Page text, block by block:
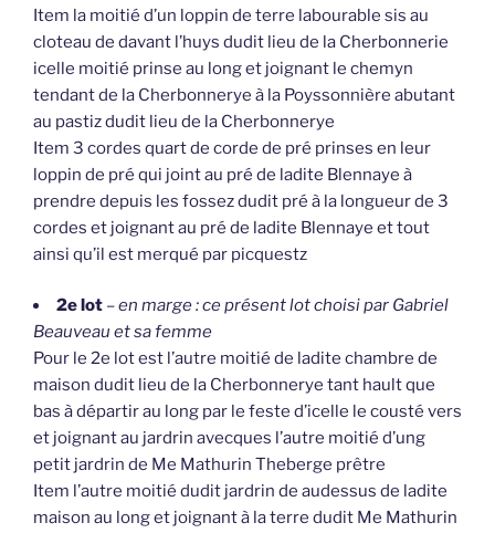
Item la moitié d’un loppin de terre labourable sis au
cloteau de davant l’huys dudit lieu de la Cherbonnerie
icelle moitié prinse au long et joignant le chemyn
tendant de la Cherbonnerye à la Poyssonnière abutant
au pastiz dudit lieu de la Cherbonnerye
Item 3 cordes quart de corde de pré prinses en leur
loppin de pré qui joint au pré de ladite Blennaye à
prendre depuis les fossez dudit pré à la longueur de 3
cordes et joignant au pré de ladite Blennaye et tout
ainsi qu’il est merqué par picquestz
2e lot –en marge : ce présent lot choisi par Gabriel
Beauveau et sa femme
Pour le 2e lot est l’autre moitié de ladite chambre de
maison dudit lieu de la Cherbonnerye tant hault que
bas à départir au long par le feste d’icelle le cousté vers
et joignant au jardrin avecques l’autre moitié d’ung
petit jardrin de Me Mathurin Theberge prêtre
Item l’autre moitié dudit jardrin de audessus de ladite
maison au long et joignant à la terre dudit Me Mathurin